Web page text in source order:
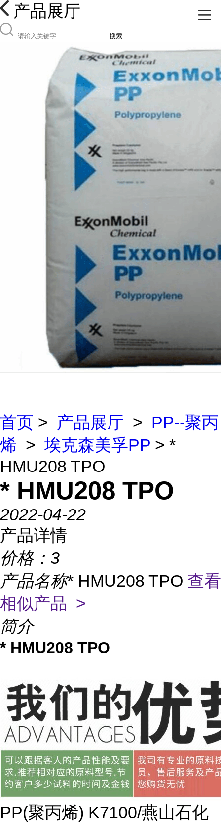
产品展厅
搜索
首页 > 产品展厅 > PP--聚丙
烯 > 埃克森美孚PP > *
HMU208 TPO
* HMU208 TPO
2022-04-22
产品详情
价格： 3
产品名称* HMU208 TPO 查看
相似产品 >
简介
* HMU208 TPO
PP(聚丙烯) K7100/燕山石化